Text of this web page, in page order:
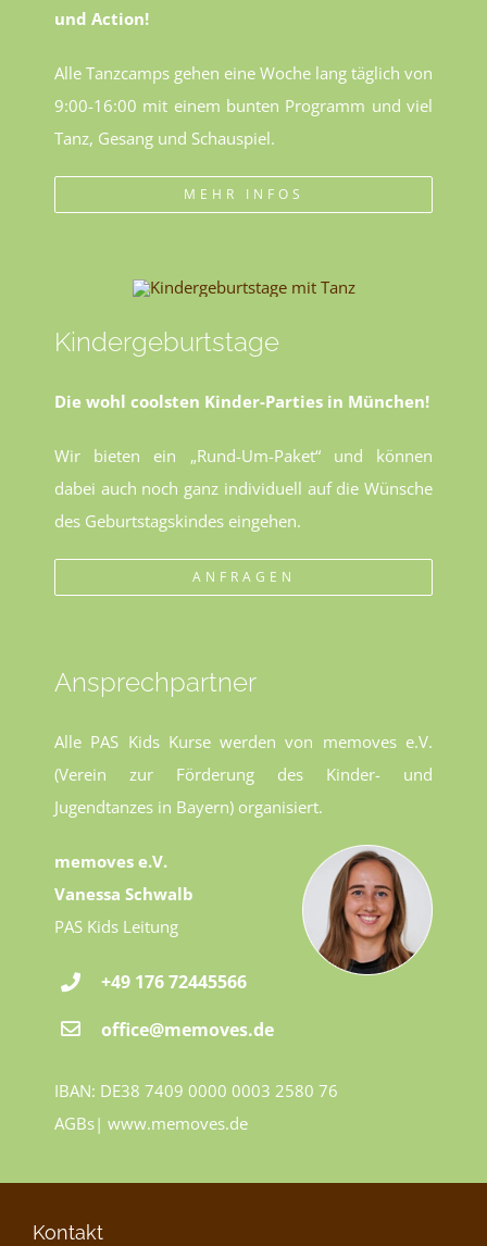
und Action!
Alle Tanzcamps gehen eine Woche lang täglich von
9:00-16:00 mit einem bunten Programm und viel
Tanz, Gesang und Schauspiel.
MEHR INFOS
Kindergeburtstage
Die wohl coolsten Kinder-Parties in München!
Wir bieten ein „Rund-Um-Paket“ und können
dabei auch noch ganz individuell auf die Wünsche
des Geburtstagskindes eingehen.
ANFRAGEN
Ansprechpartner
Alle PAS Kids Kurse werden von memoves e.V.
(Verein zur Förderung des Kinder- und
Jugendtanzes in Bayern) organisiert.
memoves e.V.
Vanessa Schwalb
PAS Kids Leitung
+49 176 72445566
office@memoves.de
IBAN: DE38 7409 0000 0003 2580 76
AGBs| www.memoves.de
Kontakt